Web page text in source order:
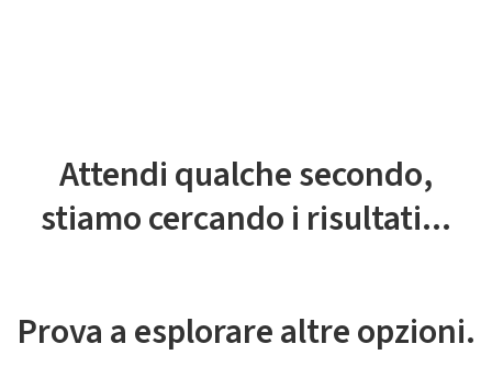
Attendi qualche secondo,
stiamo cercando i risultati...
Prova a esplorare altre opzioni.